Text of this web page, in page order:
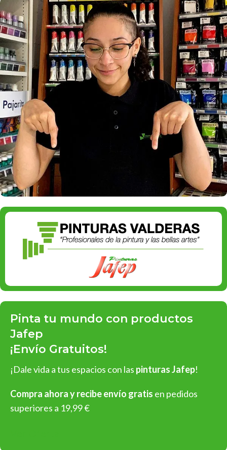
Pinta tu mundo con productos
Jafep
¡Envío Gratuitos!
¡Dale vida a tus espacios con las pinturas Jafep!
Compra ahora y recibe envío gratis en pedidos
superiores a 19,99 €